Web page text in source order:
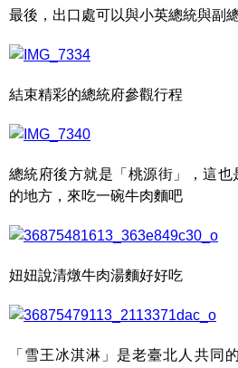
最後，出口處可以與小英總統與副
結束精彩的總統府參觀行程
總統府後方就是「桃源街」，這
的地方，來吃一碗牛肉麵吧
妞妞說清燉牛肉湯麵好好吃
「雪王冰淇淋」是老臺北人共同